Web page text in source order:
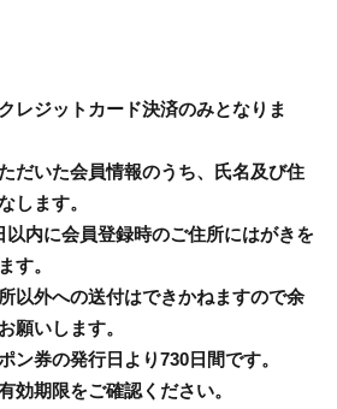
レジットカード決済のみとなりま
だいた会員情報のうち、氏名及び住
します。
以内に会員登録時のご住所にはがきを
す。
以外への送付はできかねますので余
願いします。
ン券の発行日より730日間です。
期限をご確認ください。